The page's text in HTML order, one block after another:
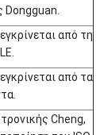
Dongguan.
από τη
από τα
Cheng,